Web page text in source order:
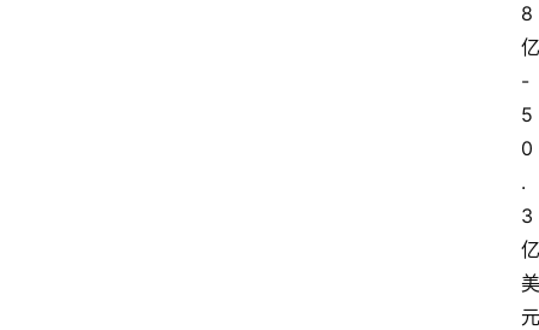
8
亿
-
5
0
.
3
亿
美
元